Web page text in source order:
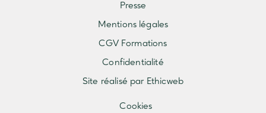
Cookies
Presse
Mentions légales
CGV Formations
Confidentialité
Site réalisé par Ethicweb